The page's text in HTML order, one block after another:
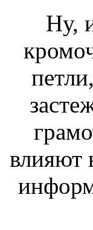
Ну,
влияют